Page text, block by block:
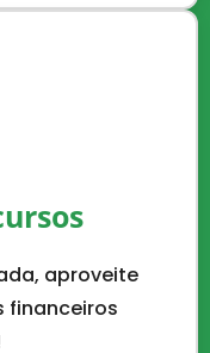
aproveite
financeiros